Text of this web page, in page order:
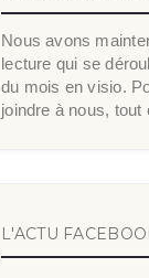
Nous avons
lecture qui se
du mois en visio.
joindre à nous, tout
L'ACTU